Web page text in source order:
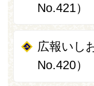
No.421）
広報いし
No.420）